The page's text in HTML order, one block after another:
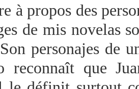
à propos des
de mis novelas
personajes de
reconnaît que